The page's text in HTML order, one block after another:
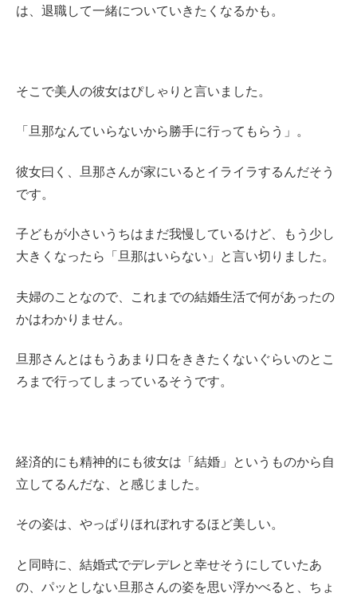
は、退職して一緒についていきたくなるかも。
そこで美人の彼女はぴしゃりと言いました。
「旦那なんていらないから勝手に行ってもらう」。
彼女曰く、旦那さんが家にいるとイライラするんだそう
です。
子どもが小さいうちはまだ我慢しているけど、もう少し
大きくなったら「旦那はいらない」と言い切りました。
夫婦のことなので、これまでの結婚生活で何があったの
かはわかりません。
旦那さんとはもうあまり口をききたくないぐらいのとこ
ろまで行ってしまっているそうです。
経済的にも精神的にも彼女は「結婚」というものから自
立してるんだな、と感じました。
その姿は、やっぱりほれぼれするほど美しい。
と同時に、結婚式でデレデレと幸せそうにしていたあ
の、パッとしない旦那さんの姿を思い浮かべると、ちょ